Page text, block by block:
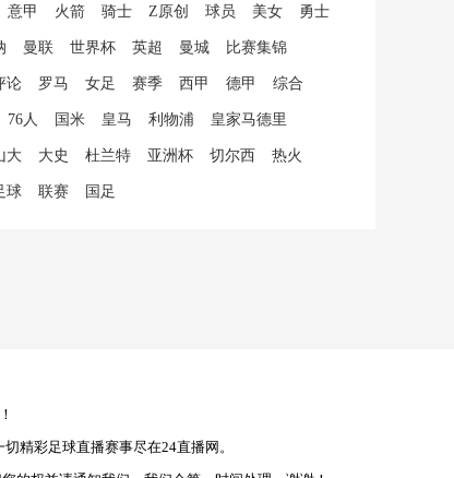
意甲 火箭 骑士 Z原创 球员 美女 勇士
曼联 世界杯 英超 曼城 比赛集锦
论 罗马 女足 赛季 西甲 德甲 综合
76人 国米 皇马 利物浦 皇家马德里
大 大史 杜兰特 亚洲杯 切尔西 热火
球 联赛 国足
精彩足球直播赛事尽在24直播网。